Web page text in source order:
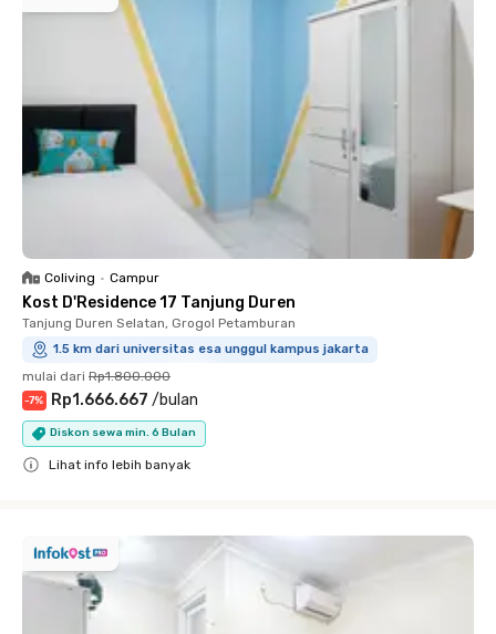
Coliving • Campur
Kost D'Residence 17 Tanjung Duren
Tanjung Duren Selatan, Grogol Petamburan
1.5 km dari universitas esa unggul kampus jakarta
mulai dari Rp1.800.000
-7% Rp1.666.667 /bulan
Diskon sewa min. 6 Bulan
Lihat info lebih banyak